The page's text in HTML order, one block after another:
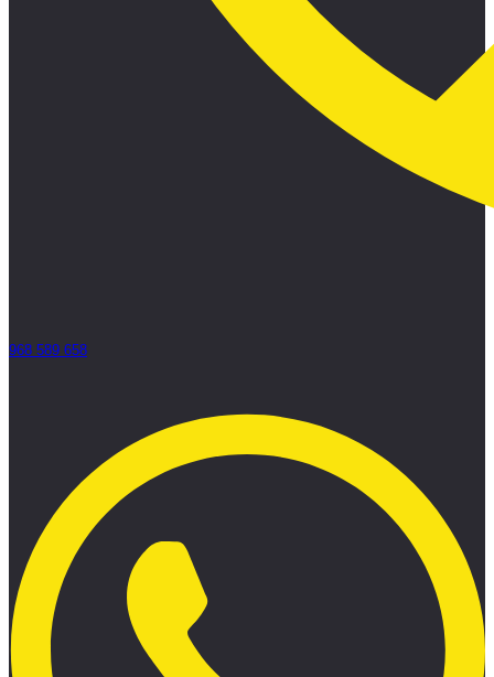
968 589 658